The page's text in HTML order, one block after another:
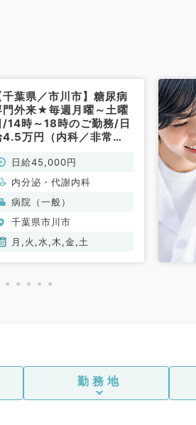
千葉県／市川市】糖尿病
門外来★毎週月曜～土曜
/14時～18時のご勤務/日
4.5万円（内科／非常
日給45,000円
内分泌・代謝内科
病院（一般）
千葉県市川市
月,火,水,木,金,土
勤務地